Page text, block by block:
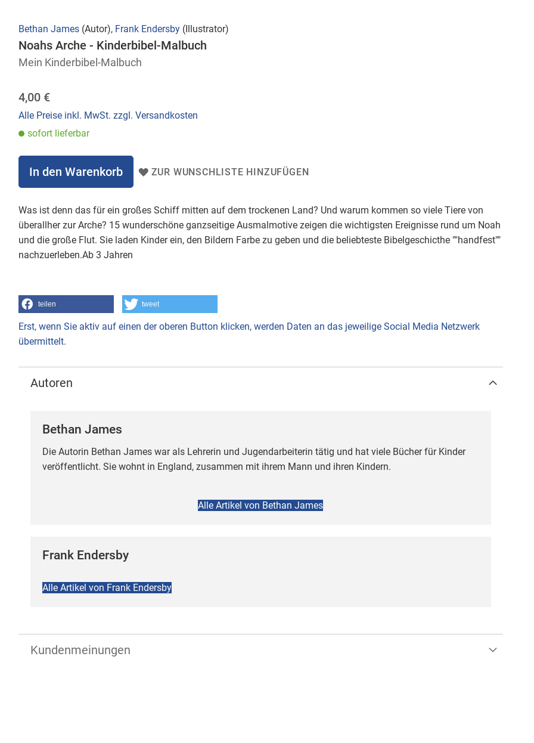
Bethan James(Autor), Frank Endersby(Illustrator)
Noahs Arche - Kinderbibel-Malbuch
Mein Kinderbibel-Malbuch
4,00 €
Alle Preise inkl. MwSt. zzgl. Versandkosten
sofort lieferbar
In den Warenkorb ZUR WUNSCHLISTE HINZUFÜGEN
Was ist denn das für ein großes Schiff mitten auf dem trockenen Land? Und warum kommen so viele Tiere von
überallher zur Arche? 15 wunderschöne ganzseitige Ausmalmotive zeigen die wichtigsten Ereignisse rund um Noah
und die große Flut. Sie laden Kinder ein, den Bildern Farbe zu geben und die beliebteste Bibelgeschicthe ""handfest""
nachzuerleben.Ab 3 Jahren
teilen tweet
Erst, wenn Sie aktiv auf einen der oberen Button klicken, werden Daten an das jeweilige Social Media Netzwerk
übermittelt.
Autoren
Bethan James
Die Autorin Bethan James war als Lehrerin und Jugendarbeiterin tätig und hat viele Bücher für Kinder
veröffentlicht. Sie wohnt in England, zusammen mit ihrem Mann und ihren Kindern.
Alle Artikel von Bethan James
Frank Endersby
Alle Artikel von Frank Endersby
Kundenmeinungen